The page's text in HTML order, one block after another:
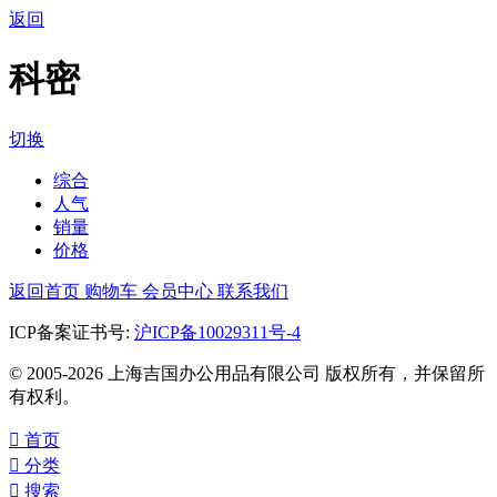
返回
科密
切换
综合
人气
销量
价格
返回首页 购物车 会员中心 联系我们
ICP备案证书号: 沪ICP备10029311号-4
© 2005-2026 上海吉国办公用品有限公司 版权所有，并保留所
有权利。
 首页
 分类
 搜索